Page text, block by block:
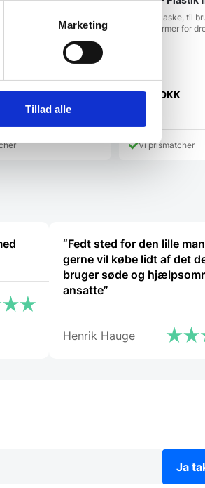
Marketing
Tillad alle
dig det perfekte
en kokkekniv og
Plastik flaske, til
andre former for
16,00 DKK
Vi prismatcher
“Fedt sted for den lille
gerne vil købe lidt af det
bruger søde og
ansatte”
Henrik Hauge
Ja